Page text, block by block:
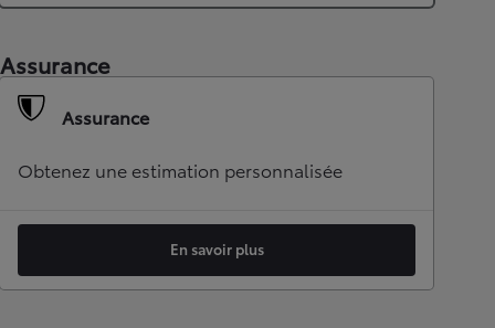
Assurance
Assurance
Obtenez une estimation personnalisée
En savoir plus